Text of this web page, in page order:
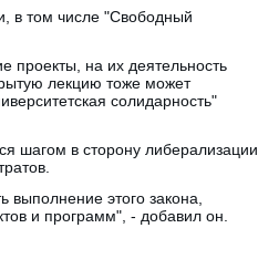
в том числе "Свободный
проекты, на их деятельность
лекцию тоже может
солидарность"
шагом в сторону либерализации,
этого закона,
и программ", - добавил он.